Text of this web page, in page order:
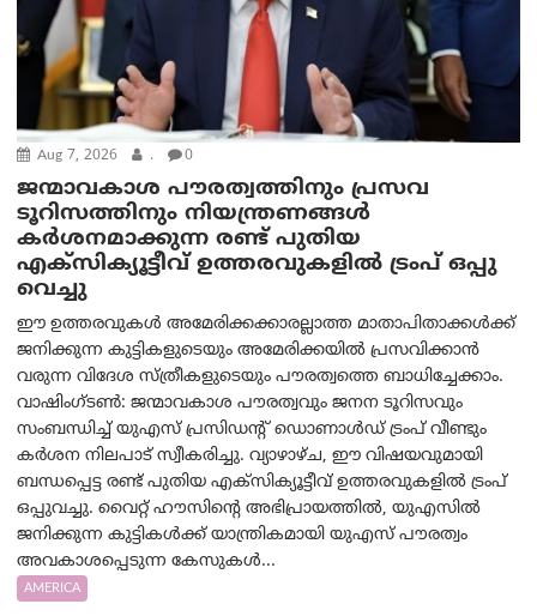
Aug 7, 2026 . 0
ജന്മാവകാശ പൗരത്വത്തിനും പ്രസവ
ടൂറിസത്തിനും നിയന്ത്രണങ്ങൾ
കർശനമാക്കുന്ന രണ്ട് പുതിയ
എക്സിക്യൂട്ടീവ് ഉത്തരവുകളിൽ ട്രംപ് ഒപ്പു
വെച്ചു
ഈ ഉത്തരവുകൾ അമേരിക്കക്കാരല്ലാത്ത മാതാപിതാക്കൾക്ക്
ജനിക്കുന്ന കുട്ടികളുടെയും അമേരിക്കയിൽ പ്രസവിക്കാൻ
വരുന്ന വിദേശ സ്ത്രീകളുടെയും പൗരത്വത്തെ ബാധിച്ചേക്കാം.
വാഷിംഗ്ടണ്‍: ജന്മാവകാശ പൗരത്വവും ജനന ടൂറിസവും
സംബന്ധിച്ച് യുഎസ് പ്രസിഡന്റ് ഡൊണാൾഡ് ട്രംപ് വീണ്ടും
കർശന നിലപാട് സ്വീകരിച്ചു. വ്യാഴാഴ്ച, ഈ വിഷയവുമായി
ബന്ധപ്പെട്ട രണ്ട് പുതിയ എക്സിക്യൂട്ടീവ് ഉത്തരവുകളിൽ ട്രംപ്
ഒപ്പുവച്ചു. വൈറ്റ് ഹൗസിന്റെ അഭിപ്രായത്തിൽ, യുഎസിൽ
ജനിക്കുന്ന കുട്ടികൾക്ക് യാന്ത്രികമായി യുഎസ് പൗരത്വം
അവകാശപ്പെടുന്ന കേസുകൾ...
AMERICA